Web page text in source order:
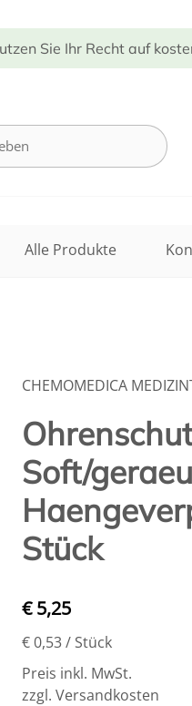
Sie Ihr Recht auf
Alle Produkte
CHEMOMEDICA
Soft/
Stück
€ 5,25
€ 0,53/ Stück
Preis inkl. MwSt.
zzgl. Versandkosten